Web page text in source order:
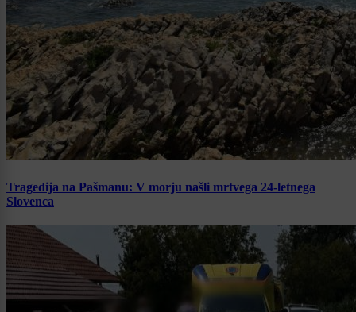
Tragedija na Pašmanu: V morju našli mrtvega 24-letnega
Slovenca